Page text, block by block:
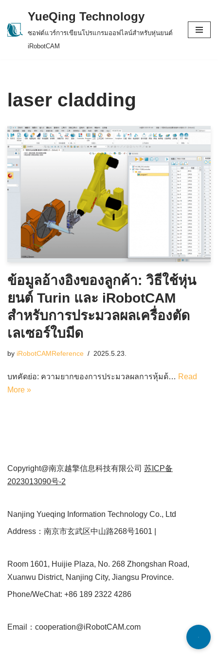
Skip
YueQing Technology
ซอฟต์แวร์การเขียนโปรแกรมออฟไลน์สำหรับหุ่นยนต์
iRobotCAM
laser cladding
ข้อมูลอ้างอิงของลูกค้า: วิธีใช้หุ่น
ยนต์ Turin และ iRobotCAM
สำหรับการประมวลผลเครื่องตัด
เลเซอร์ใบมีด
by iRobotCAMReference 2025.5.23.
บทคัดย่อ: ความยากของการประมวลผลการหุ้มด้… Read
More »
Copyright@南京越擎信息科技有限公司 苏ICP备
2023013090号-2
Nanjing Yueqing Information Technology Co., Ltd
Address：南京市玄武区中山路268号1601 |
Room 1601, Huijie Plaza, No. 268 Zhongshan Road,
Xuanwu District, Nanjing City, Jiangsu Province.
Phone/WeChat: +86 189 2322 4286
Email：cooperation@iRobotCAM.com